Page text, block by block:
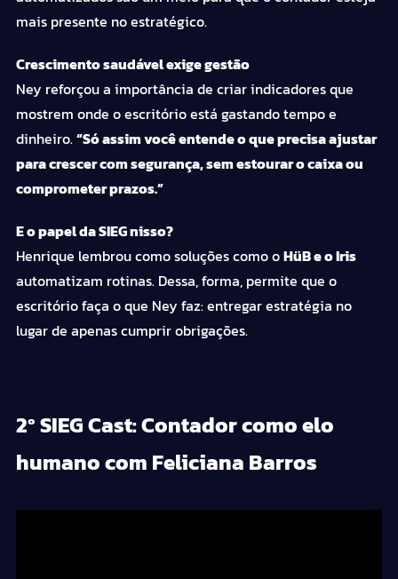
mais presente no estratégico.
Crescimento saudável exige gestão
Ney reforçou a importância de criar indicadores que
mostrem onde o escritório está gastando tempo e
dinheiro.“Só assim você entende o que precisa ajustar
para crescer com segurança, sem estourar o caixa ou
comprometer prazos.”
E o papel da SIEG nisso?
Henrique lembrou como soluções como oHüB e oIris
automatizam rotinas. Dessa, forma, permite que o
escritório faça o que Ney faz: entregar estratégia no
lugar de apenas cumprir obrigações.
2º SIEG Cast: Contador como elo
humano com Feliciana Barros